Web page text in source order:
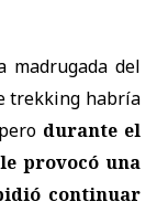
madrugada del
trekking habría
durante el
provocó una
continuar